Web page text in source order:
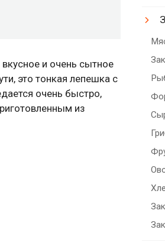
и очень сытное
это тонкая лепешка с
очень быстро,
из